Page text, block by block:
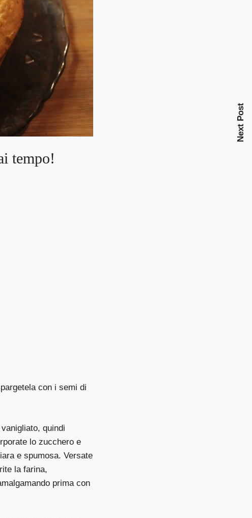
tempo!
con i semi di
quindi
lo zucchero e
e spumosa. Versate
la farina,
prima con
Next Post